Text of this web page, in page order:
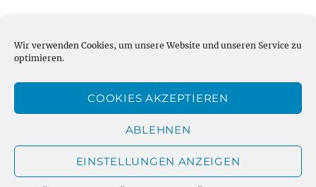
Wir verwenden Cookies, um unsere Website und unseren Service zu
optimieren.
COOKIES AKZEPTIEREN
ABLEHNEN
EINSTELLUNGEN ANZEIGEN
HELP ;-)
Weihnachtsmann-online.net Über / Impressum